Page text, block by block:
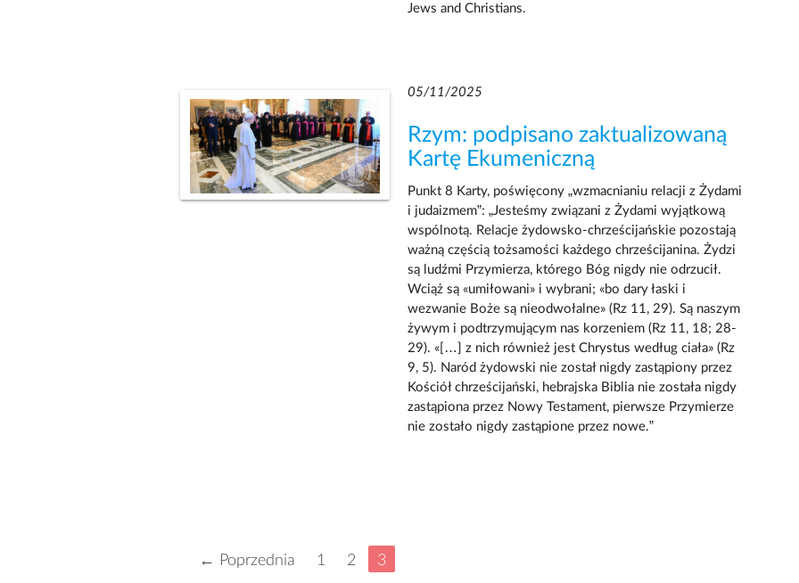
Jews and Christians.
05/11/2025
Rzym: podpisano zaktualizowaną
Kartę Ekumeniczną
Punkt 8 Karty, poświęcony „wzmacnianiu relacji z Żydami
i judaizmem”: „Jesteśmy związani z Żydami wyjątkową
wspólnotą. Relacje żydowsko-chrześcijańskie pozostają
ważną częścią tożsamości każdego chrześcijanina. Żydzi
są ludźmi Przymierza, którego Bóg nigdy nie odrzucił.
Wciąż są «umiłowani» i wybrani; «bo dary łaski i
wezwanie Boże są nieodwołalne» (Rz 11, 29). Są naszym
żywym i podtrzymującym nas korzeniem (Rz 11, 18; 28-
29). «[…] z nich również jest Chrystus według ciała» (Rz
9, 5). Naród żydowski nie został nigdy zastąpiony przez
Kościół chrześcijański, hebrajska Biblia nie została nigdy
zastąpiona przez Nowy Testament, pierwsze Przymierze
nie zostało nigdy zastąpione przez nowe.”
← Poprzednia 1 2 3